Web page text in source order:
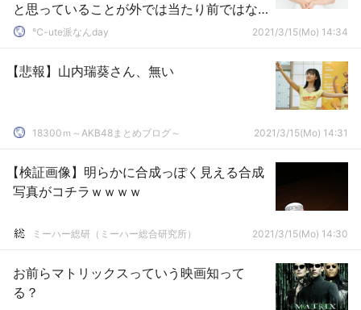
と思っていることが外では当たり前ではな
かったんだと実感した。私たちのパフォー
℃-ute派なんday 2021/3/15(Mo) 14:34
【悲報】山内瑞葵さん、無い
18300ｍ～AKB48まとめブログ～ 2021/3/15(Mo) 14:31
【検証画像】明らかに合成っぽく見える合成
写真がコチラｗｗｗｗ
ミーハー総研（ミーハー総合研究所） 2021/3/15(Mo) 14:30
お前らマトリックスっていう映画知って
る？